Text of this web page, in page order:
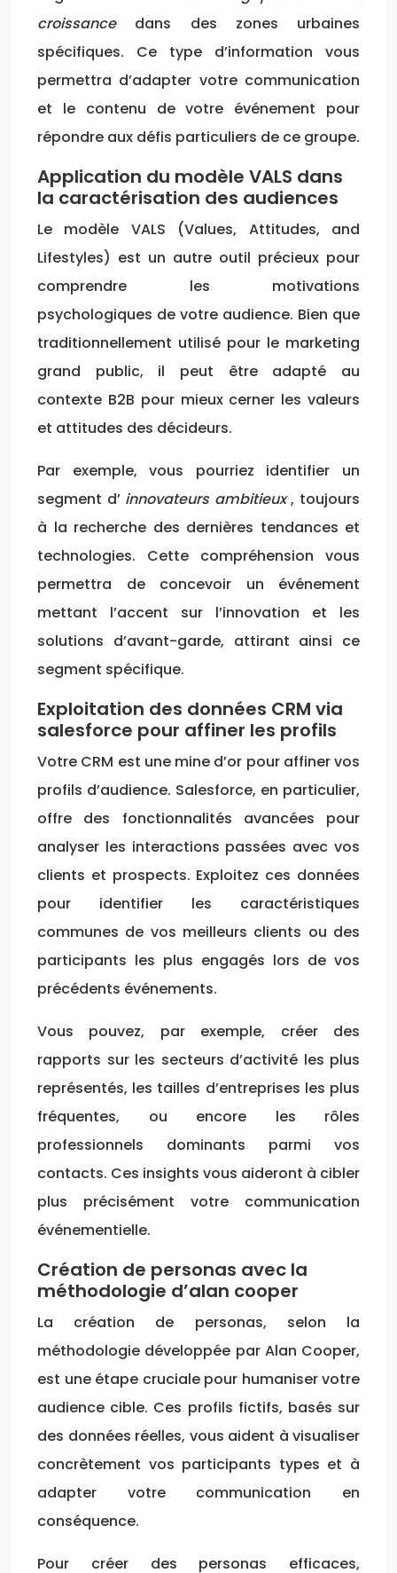
croissance dans des zones urbaines
spécifiques. Ce type d’information vous
permettra d’adapter votre communication
et le contenu de votre événement pour
répondre aux défis particuliers de ce groupe.
Application du modèle VALS dans
la caractérisation des audiences
Le modèle VALS (Values, Attitudes, and
Lifestyles) est un autre outil précieux pour
comprendre les motivations
psychologiques de votre audience. Bien que
traditionnellement utilisé pour le marketing
grand public, il peut être adapté au
contexte B2B pour mieux cerner les valeurs
et attitudes des décideurs.
Par exemple, vous pourriez identifier un
segment d’ innovateurs ambitieux, toujours
à la recherche des dernières tendances et
technologies. Cette compréhension vous
permettra de concevoir un événement
mettant l’accent sur l’innovation et les
solutions d’avant-garde, attirant ainsi ce
segment spécifique.
Exploitation des données CRM via
salesforce pour affiner les profils
Votre CRM est une mine d’or pour affiner vos
profils d’audience. Salesforce, en particulier,
offre des fonctionnalités avancées pour
analyser les interactions passées avec vos
clients et prospects. Exploitez ces données
pour identifier les caractéristiques
communes de vos meilleurs clients ou des
participants les plus engagés lors de vos
précédents événements.
Vous pouvez, par exemple, créer des
rapports sur les secteurs d’activité les plus
représentés, les tailles d’entreprises les plus
fréquentes, ou encore les rôles
professionnels dominants parmi vos
contacts. Ces insights vous aideront à cibler
plus précisément votre communication
événementielle.
Création de personas avec la
méthodologie d’alan cooper
La création de personas, selon la
méthodologie développée par Alan Cooper,
est une étape cruciale pour humaniser votre
audience cible. Ces profils fictifs, basés sur
des données réelles, vous aident à visualiser
concrètement vos participants types et à
adapter votre communication en
conséquence.
Pour créer des personas efficaces,